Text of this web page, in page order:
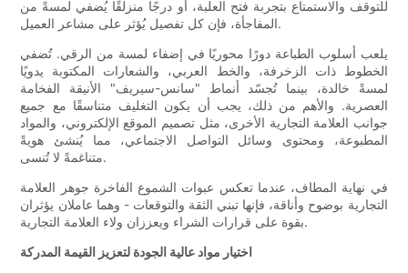
للتوقف والاستمتاع بتجربة فتح العلبة، أو درجًا منزلقًا يُضفي لمسةً من
المفاجأة، فإن كل تفصيل يُؤثر على مشاعر العميل.
يلعب أسلوب الطباعة دورًا محوريًا في إضفاء لمسة من الرقي. تُضفي
الخطوط ذات الزخرفة، والخط العربي، والشعارات المكتوبة يدويًا
لمسةً خالدة، بينما تُجسّد أنماط "سانس-سيريف" الأنيقة الفخامة
العصرية. والأهم من ذلك، يجب أن يكون التغليف متناسقًا مع جميع
جوانب العلامة التجارية الأخرى، مثل تصميم الموقع الإلكتروني، والمواد
المطبوعة، ومحتوى وسائل التواصل الاجتماعي، مما يُنشئ هويةً
متناغمةً لا تُنسى.
في نهاية المطاف، عندما تعكس عبوات الشموع الفاخرة جوهر العلامة
التجارية بوضوح وأناقة، فإنها تبني الثقة والتوقعات - وهما عاملان يؤثران
بقوة على قرارات الشراء ويعززان ولاء العلامة التجارية.
اختيار مواد عالية الجودة لتعزيز القيمة المدركة